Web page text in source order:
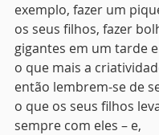
exemplo, fazer um
os seus filhos, fazer
gigantes em um tarde
o que mais a
então lembrem-se de
o que os seus filhos
sempre com eles – e,